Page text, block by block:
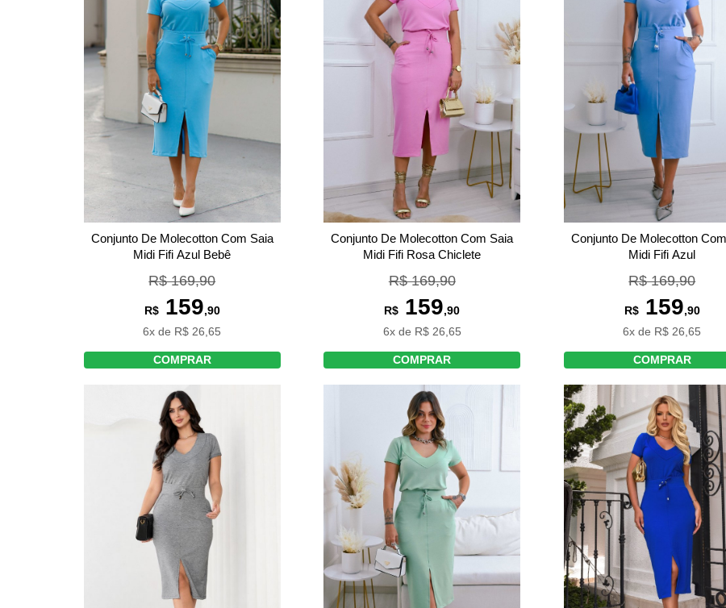
Conjunto De Molecotton Com Saia
Midi Fifi Azul Bebê
R$ 169,90
R$159,90
6x de R$ 26,65
COMPRAR
Conjunto De Molecotton Com Saia
Midi Fifi Rosa Chiclete
R$ 169,90
R$ 159,90
6x de R$ 26,65
COMPRAR
Conjunto De Molecotton
Midi Fifi Azul
R$ 169,90
R$159,90
6x de R$ 26,65
COMPRAR